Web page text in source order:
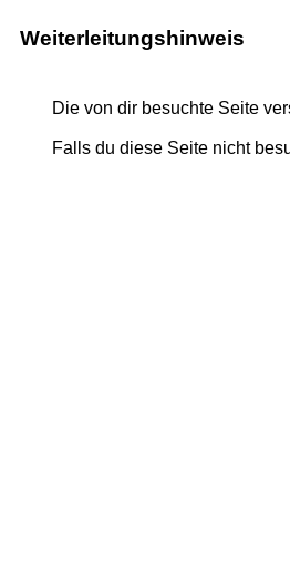
Weiterleitungshinweis
Die von dir besuchte Seite
Falls du diese Seite nicht